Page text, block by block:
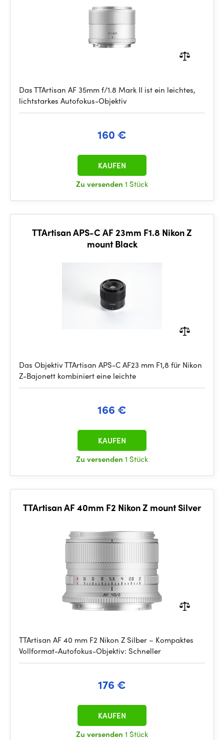
Das TTArtisan AF 35mm f/1.8 Mark II ist ein leichtes,
lichtstarkes Autofokus-Objektiv
160 €
Zu versenden 1 Stück
KAUFEN
TTArtisan APS-C AF 23mm F1.8 Nikon Z
mount Black
Das Objektiv TTArtisan APS-C AF23 mm F1,8 für Nikon
Z-Bajonett kombiniert eine leichte
166 €
Zu versenden 1 Stück
KAUFEN
TTArtisan AF 40mm F2 Nikon Z mount Silver
TTArtisan AF 40 mm F2 Nikon Z Silber – Kompaktes
Vollformat-Autofokus-Objektiv: Schneller
176 €
Zu versenden 1 Stück
KAUFEN